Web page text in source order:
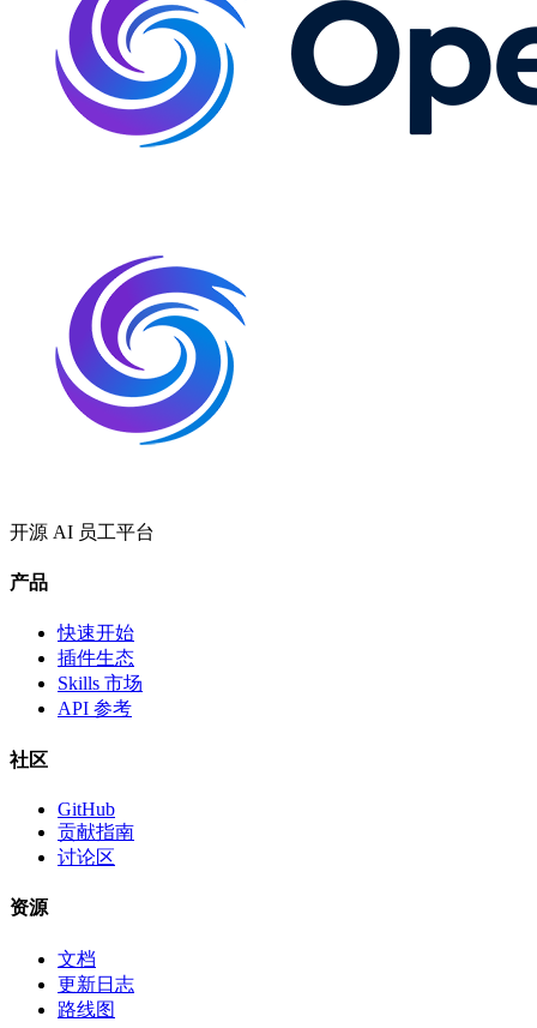
开源 AI 员工平台
产品
快速开始
插件生态
Skills 市场
API 参考
社区
GitHub
贡献指南
讨论区
资源
文档
更新日志
路线图